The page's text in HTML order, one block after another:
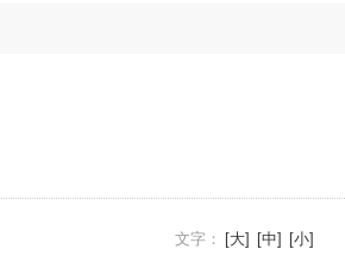
文字： [大] [中] [小]